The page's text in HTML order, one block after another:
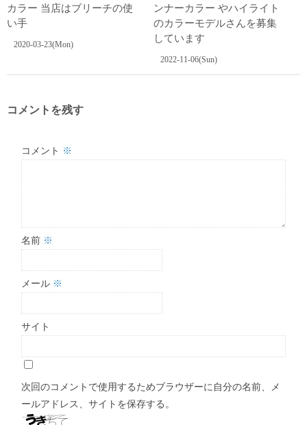
カラー 当店はブリーチの使
い手
2020-03-23(Mon)
ンナーカラー やハイライト
のカラーモデルさんを募集
しています
2022-11-06(Sun)
コメントを残す
コメント ※
名前 ※
メール ※
サイト
次回のコメントで使用するためブラウザーに自分の名前、メ
ールアドレス、サイトを保存する。